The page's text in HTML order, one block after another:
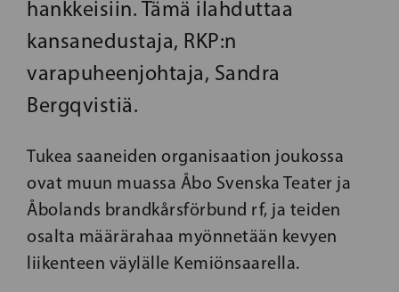
hankkeisiin. Tämä ilahduttaa
kansanedustaja, RKP:n
varapuheenjohtaja, Sandra
Bergqvistiä.
Tukea saaneiden organisaation joukossa
ovat muun muassa Åbo Svenska Teater ja
Åbolands brandkårsförbund rf, ja teiden
osalta määrärahaa myönnetään kevyen
liikenteen väylälle Kemiönsaarella.